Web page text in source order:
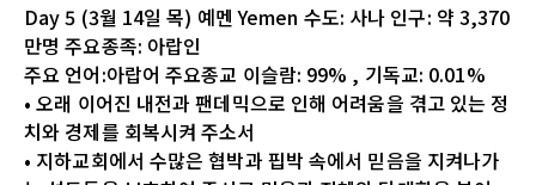
Day 5 (3월 14일 목) 예멘 Yemen 수도: 사나 인구: 약 3,370
만명 주요종족: 아랍인
주요 언어:아랍어 주요종교 이슬람: 99% , 기독교: 0.01%
• 오래 이어진 내전과 팬데믹으로 인해 어려움을 겪고 있는 정
치와 경제를 회복시켜 주소서
• 지하교회에서 수많은 협박과 핍박 속에서 믿음을 지켜나가